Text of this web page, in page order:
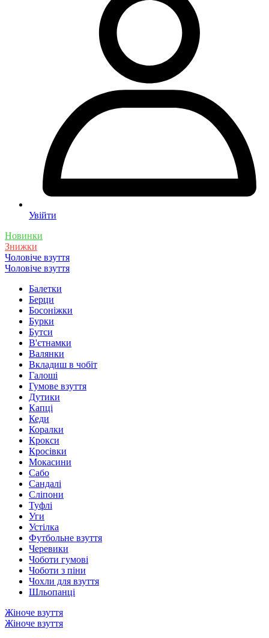
Увійти
Новинки
Знижки
Чоловіче взуття
Чоловіче взуття
Балетки
Берци
Босоніжки
Бурки
Бутси
В'єтнамки
Валянки
Вкладиш в чобіт
Галоші
Гумове взуття
Дутики
Капці
Кеди
Коралки
Крокси
Кросівки
Мокасини
Сабо
Сандалі
Сліпони
Туфлі
Уги
Устілка
Футбольне взуття
Черевики
Чоботи гумові
Чоботи з піни
Чохли для взуття
Шльопанці
Жіноче взуття
Жіноче взуття